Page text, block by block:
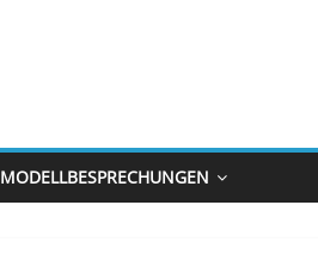
MODELLBESPRECHUNGEN